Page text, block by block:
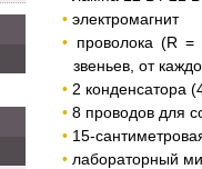
электромагнит
проволока (R =
звеньев, от
2 конденсатора
8 проводов для
15-
лабораторный